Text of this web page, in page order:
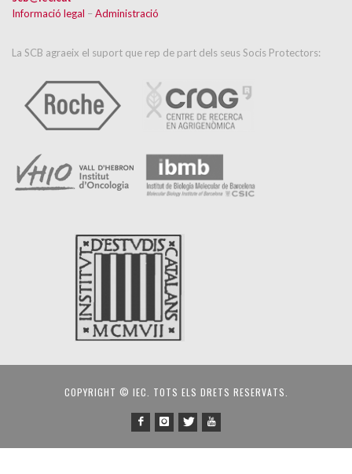
Informació legal – Administració
La SCB agraeix el suport que rep de part dels seus Socis Protectors:
COPYRIGHT © IEC. TOTS ELS DRETS RESERVATS.